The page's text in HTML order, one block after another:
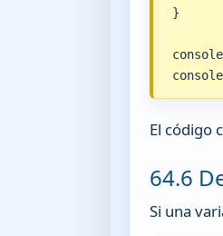
}
El código
64.6
Si una